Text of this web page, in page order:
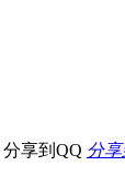
分享到QQ 分